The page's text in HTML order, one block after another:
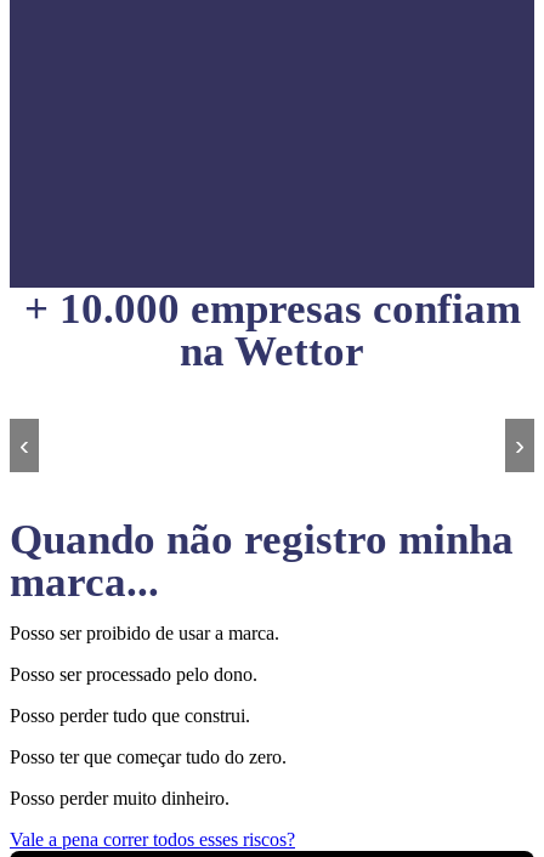
+ 10.000 empresas confiam
na Wettor
‹ ›
Quando não registro minha
marca...
Posso ser proibido de usar a marca.
Posso ser processado pelo dono.
Posso perder tudo que construi.
Posso ter que começar tudo do zero.
Posso perder muito dinheiro.
Vale a pena correr todos esses riscos?